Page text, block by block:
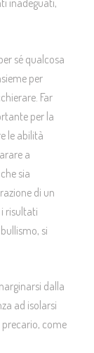
inadeguati,
sé qualcosa
per
Far
per la
le abilità
a
sia
di un
i risultati
si
dalla
ad isolarsi
come